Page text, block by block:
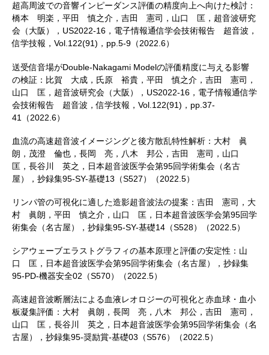
超高周波での音響インピーダンス評価の精度向上へ向けた検討：
橋本 明楽，平田 慎之介，吉田 憲司，山口 匡，超音波研究
会（大阪），US2022-16，電子情報通信学会技術報告 超音波，
信学技報，Vol.122(91)，pp.5-9（2022.6）
送受信音場がDouble-Nakagami Modelの評価精度に与える影響
の検証：比賀 大成，氏原 裕貴，平田 慎之介，吉田 憲司，
山口 匡，超音波研究会（大阪），US2022-16，電子情報通信学
会技術報告 超音波，信学技報，Vol.122(91)，pp.37-
41（2022.6）
血流の高速超音波イメージングと後方散乱特性解析：大村 眞
朗，茂澄 倫也，長岡 亮，八木 邦公，吉田 憲司，山口
匡，長谷川 英之，日本超音波医学会第95回学術集会（名古
屋），抄録集95-SY-基礎13（S527）（2022.5）
リンパ管の可視化に適した造影超音波法の提案：吉田 憲司，大
村 眞朗，平田 慎之介，山口 匡，日本超音波医学会第95回学
術集会（名古屋），抄録集95-SY-基礎14（S528）（2022.5）
シアウェーブエラストグラフィの基本原理と評価の安定性：山
口 匡，日本超音波医学会第95回学術集会（名古屋），抄録集
95-PD-機器安全02（S570）（2022.5）
高速超音波断層法による血液レオロジーの可視化と赤血球・血小
板凝集評価：大村 眞朗，長岡 亮，八木 邦公，吉田 憲司，
山口 匡，長谷川 英之，日本超音波医学会第95回学術集会（名
古屋），抄録集95-奨励賞-基礎03（S576）（2022.5）